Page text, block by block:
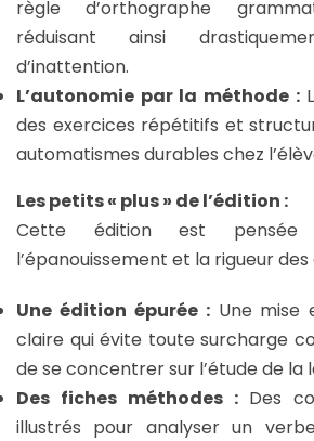
règle d’orthographe
réduisant ainsi
d’inattention.
L’autonomie par la méthode :
des exercices répétitifs et
automatismes durables chez
Les petits « plus » de l’édition :
Cette édition est pensée
l’épanouissement et la rigueur des
Une édition épurée :Une mise
claire qui évite toute surcharge
de se concentrer sur l’étude de la
Des fiches méthodes :Des
illustrés pour analyser un